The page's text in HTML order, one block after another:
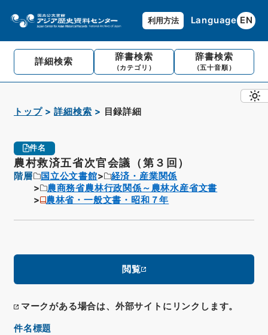
利用方法 Language EN
詳細検索 辞書検索
（カテゴリ）
辞書検索
（五十音順）
トップ 詳細検索 目録詳細
件名
農村救済五省次官会議（第３回）
階層 国立公文書館
経済・産業関係
農商務省農林行政関係～農林水産省文書
農林省・一般文書・昭和７年
閲覧
マークがある場合は、外部サイトにリンクします。
件名標題